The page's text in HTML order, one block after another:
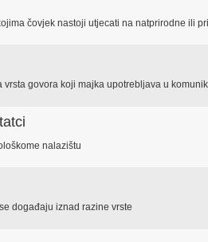
čovjek nastoji utjecati na natprirodne ili
govora koji majka upotrebljava u
nalazištu
događaju iznad razine vrste